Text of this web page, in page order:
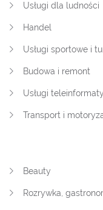
Usługi dla ludności
Handel
Usługi sportowe i
Budowa i remont
Usługi
Transport i
Beauty
Rozrywka,